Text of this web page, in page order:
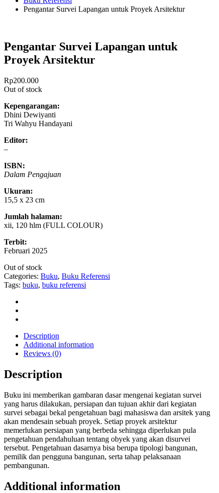
Pengantar Survei Lapangan untuk Proyek Arsitektur
Pengantar Survei Lapangan untuk
Proyek Arsitektur
Rp200.000
Out of stock
Kepengarangan:
Dhini Dewiyanti
Tri Wahyu Handayani
Editor:
–
ISBN:
Dalam Pengajuan
Ukuran:
15,5 x 23 cm
Jumlah halaman:
xii, 120 hlm (FULL COLOUR)
Terbit:
Februari 2025
Out of stock
Categories: Buku, Buku Referensi
Tags: buku, buku referensi
Description
Additional information
Reviews (0)
Description
Buku ini memberikan gambaran dasar mengenai kegiatan survei
yang harus dilakukan, persiapan dan tujuan akhir dari kegiatan
survei sebagai bekal pengetahuan bagi mahasiswa dan arsitek yang
akan mendesain sebuah proyek. Setiap proyek arsitektur
memerlukan persiapan yang berbeda sehingga diperlukan pula
pengetahuan pendahuluan tentang obyek yang akan disurvei
tersebut. Pengetahuan dasarnya bisa berupa tipologi bangunan,
pemilik dan pengguna bangunan, serta tahap pelaksanaan
pembangunan.
Additional information